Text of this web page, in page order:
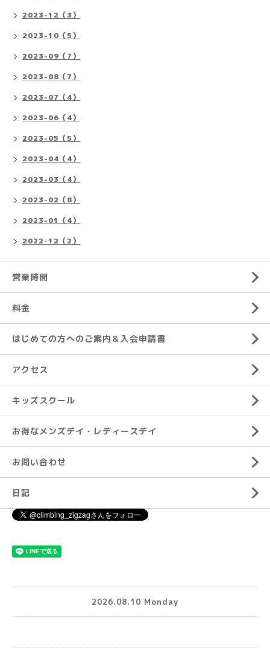
2023-12（3）
2023-10（5）
2023-09（7）
2023-08（7）
2023-07（4）
2023-06（4）
2023-05（5）
2023-04（4）
2023-03（4）
2023-02（8）
2023-01（4）
2022-12（2）
営業時間
料金
はじめての方へのご案内＆入会申請書
アクセス
キッズスクール
お得なメンズデイ・レディースデイ
お問い合わせ
日記
2026.08.10 Monday